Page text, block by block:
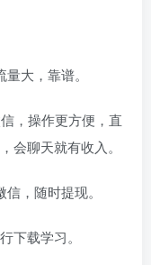
大，靠谱。
，操作更方便，直
会聊天就有收入。
，随时提现。
下载学习。